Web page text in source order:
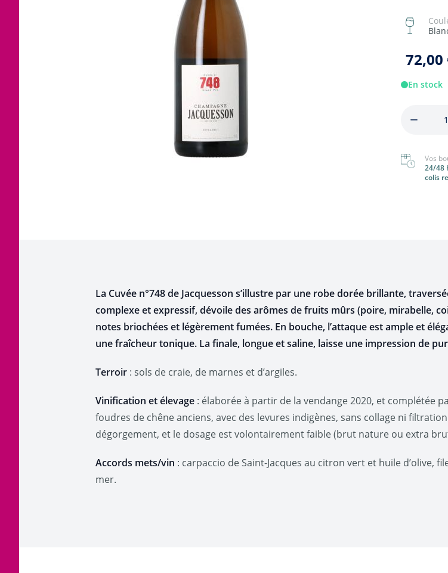
Languedoc
72,00
En stock
Vos
24/48
colis
La Cuvée n°748de Jacquesson s’illustre par une robe dorée brillante,
complexe et expressif, dévoile des arômes de fruits mûrs (poire, mirabelle,
notes briochées et légèrement fumées. En bouche, l’attaque est ample et
une fraîcheur tonique. La finale, longue et saline, laisse une impression de
Terroir : sols de craie, de marnes et d’argiles.
Vinification et élevage : élaborée à partir de la vendange 2020, et complétée
foudres de chêne anciens, avec des levures indigènes, sans collage ni
dégorgement, et le dosage est volontairement faible (brut nature ou extra
Accords mets/vin : carpaccio de Saint-Jacques au citron vert et huile d’olive,
mer.